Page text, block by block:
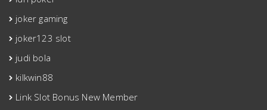
joker gaming
joker123 slot
judi bola
kilkwin88
Link Slot Bonus New Member